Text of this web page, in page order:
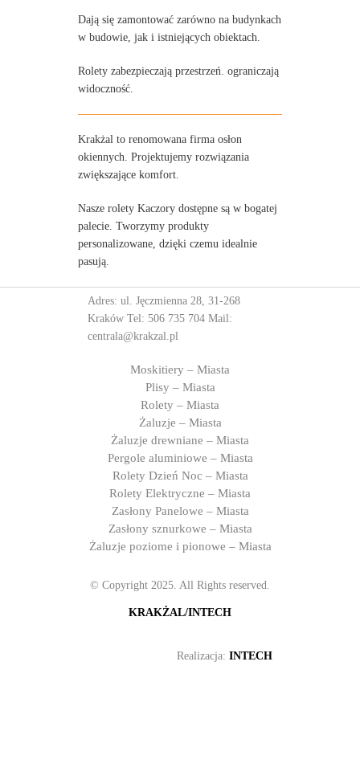
Dają się zamontować zarówno na budynkach
w budowie, jak i istniejących obiektach.
Rolety zabezpieczają przestrzeń. ograniczają
widoczność.
Krakżal to renomowana firma osłon
okiennych. Projektujemy rozwiązania
zwiększające komfort.
Nasze rolety Kaczory dostępne są w bogatej
palecie. Tworzymy produkty
personalizowane, dzięki czemu idealnie
pasują.
Adres: ul. Jęczmienna 28, 31-268
Kraków Tel: 506 735 704 Mail:
centrala@krakzal.pl
Moskitiery – Miasta
Plisy – Miasta
Rolety – Miasta
Żaluzje – Miasta
Żaluzje drewniane – Miasta
Pergole aluminiowe – Miasta
Rolety Dzień Noc – Miasta
Rolety Elektryczne – Miasta
Zasłony Panelowe – Miasta
Zasłony sznurkowe – Miasta
Żaluzje poziome i pionowe – Miasta
© Copyright 2025. All Rights reserved.
KRAKŻAL/INTECH
Realizacja: INTECH